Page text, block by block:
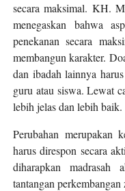
secara maksimal. KH.
menegaskan bahwa
penekanan secara
membangun karakter.
dan ibadah lainnya
guru atau siswa. Lewat
lebih jelas dan lebih baik.
Perubahan merupakan
harus direspon secara
diharapkan madrasah
tantangan perkembangan